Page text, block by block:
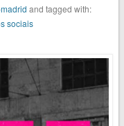
and tagged with:
sociais